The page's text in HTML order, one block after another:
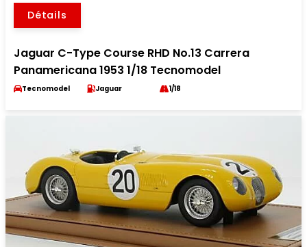
Détails
Jaguar C-Type Course RHD No.13 Carrera
Panamericana 1953 1/18 Tecnomodel
Tecnomodel Jaguar 1/18